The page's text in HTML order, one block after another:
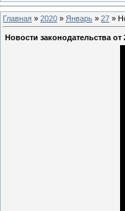
Главная » 2020 » Январь » 27 »
Новости законодательства